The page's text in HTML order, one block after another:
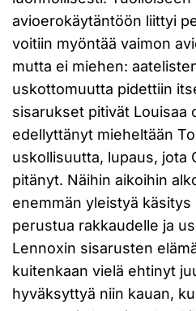
avioerokäytäntöön liittyi
voitiin myöntää vaimon
mutta ei miehen:
uskottomuutta pidettiin
sisarukset pitivät Louisaa
edellyttänyt mieheltään
uskollisuutta, lupaus, jota
pitänyt. Näihin aikoihin
enemmän yleistyä
perustua rakkaudelle ja
Lennoxin sisarusten
kuitenkaan vielä ehtinyt
hyväksyttyä niin kauan,